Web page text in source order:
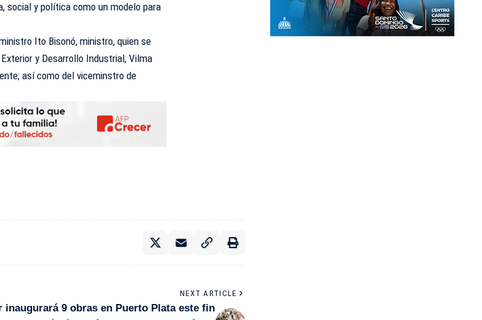
social y política como un modelo para
Ito Bisonó, ministro, quien se
y Desarrollo Industrial, Vilma
así como del viceminstro de
NEXT ARTICLE
inaugurará 9 obras en Puerto Plata este fin